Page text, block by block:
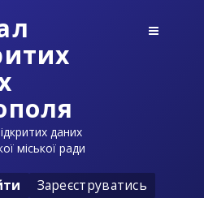
даних
міської ради
Зареєструватись